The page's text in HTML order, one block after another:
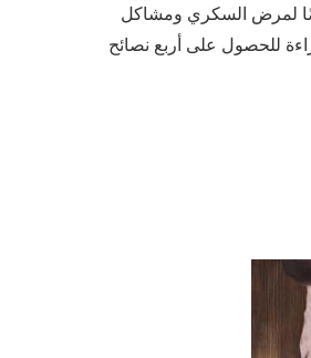
لمرض السكري ومشاكل
للحصول على أربع نصائح